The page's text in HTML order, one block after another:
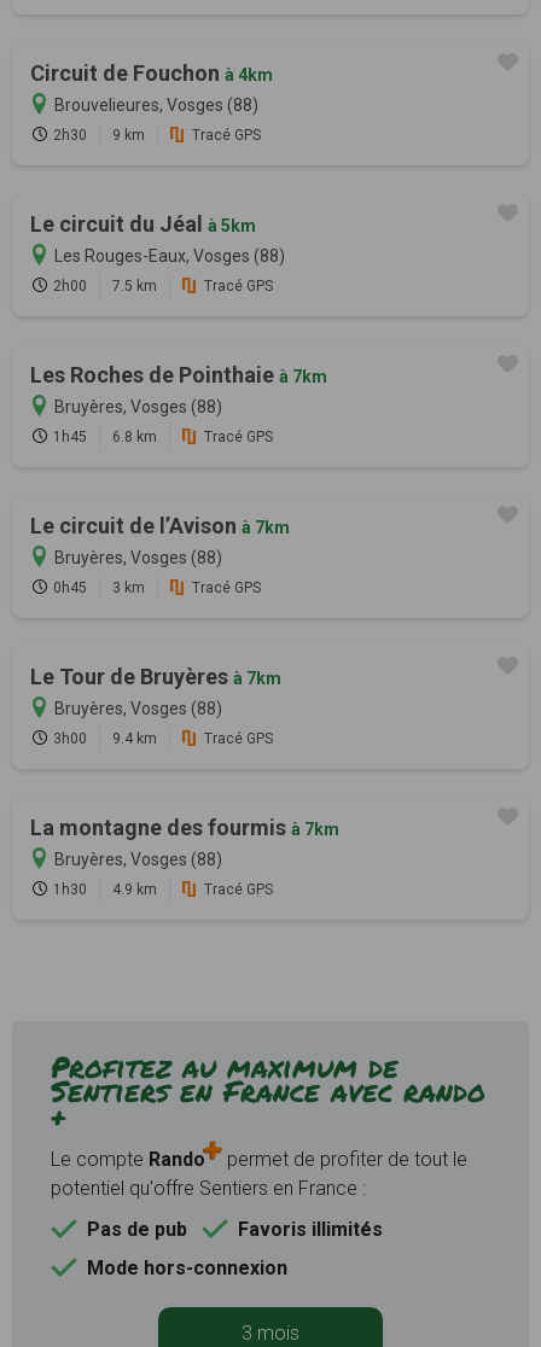
Circuit de Fouchon à 4km
Brouvelieures, Vosges (88)
2h30 9 km Tracé GPS
Le circuit du Jéal à 5km
Les Rouges-Eaux, Vosges (88)
2h00 7.5 km Tracé GPS
Les Roches de Pointhaie à 7km
Bruyères, Vosges (88)
1h45 6.8 km Tracé GPS
Le circuit de l’Avison à 7km
Bruyères, Vosges (88)
0h45 3 km Tracé GPS
Le Tour de Bruyères à 7km
Bruyères, Vosges (88)
3h00 9.4 km Tracé GPS
La montagne des fourmis à 7km
Bruyères, Vosges (88)
1h30 4.9 km Tracé GPS
Profitez au maximum de
Sentiers en France avec rando
+
Le compte Rando
permet de profiter de tout le
potentiel qu'offre Sentiers en France :
Pas de pub
Favoris illimités
Mode hors-connexion
3 mois